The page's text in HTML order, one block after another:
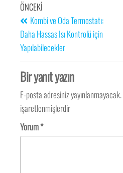
ÖNCEKI
Kombi ve Oda Termostatı:
Daha Hassas Isı Kontrolü için
Yapılabilecekler
Bir yanıt yazın
E-posta adresiniz yayınlanmayacak.
işaretlenmişlerdir
Yorum*